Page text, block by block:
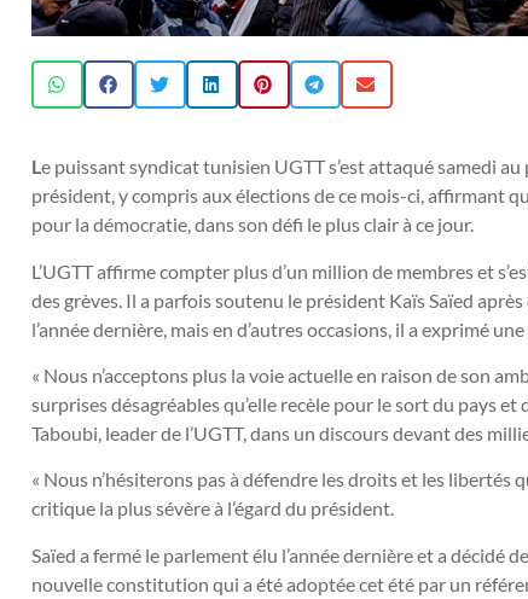
Le puissant syndicat tunisien UGTT s’est attaqué samedi
président, y compris aux élections de ce mois-ci, affirmant
pour la démocratie, dans son défi le plus clair à ce jour.
L’UGTT affirme compter plus d’un million de membres et
des grèves. Il a parfois soutenu le président Kaïs Saïed
l’année dernière, mais en d’autres occasions, il a exprimé
« Nous n’acceptons plus la voie actuelle en raison de son
surprises désagréables qu’elle recèle pour le sort du pays
Taboubi, leader de l’UGTT, dans un discours devant des
« Nous n’hésiterons pas à défendre les droits et les libertés
critique la plus sévère à l’égard du président.
Saïed a fermé le parlement élu l’année dernière et a décidé
nouvelle constitution qui a été adoptée cet été par un